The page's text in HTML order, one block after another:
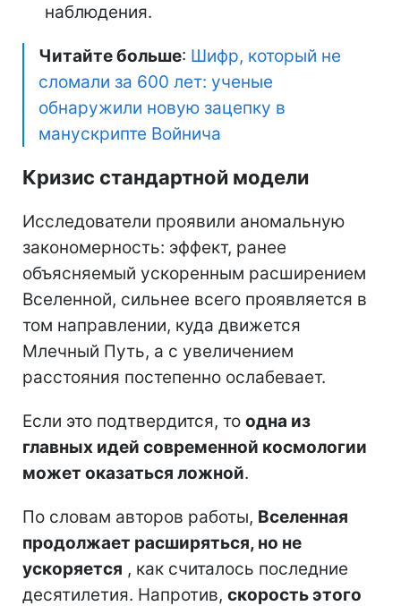
наблюдения.
Читайте больше: Шифр, который не
сломали за 600 лет: ученые
обнаружили новую зацепку в
манускрипте Войнича
Кризис стандартной модели
Исследователи проявили аномальную
закономерность: эффект, ранее
объясняемый ускоренным расширением
Вселенной, сильнее всего проявляется в
том направлении, куда движется
Млечный Путь, а с увеличением
расстояния постепенно ослабевает.
Если это подтвердится, то одна из
главных идей современной космологии
может оказаться ложной.
По словам авторов работы, Вселенная
продолжает расширяться, но не
ускоряется , как считалось последние
десятилетия. Напротив, скорость этого